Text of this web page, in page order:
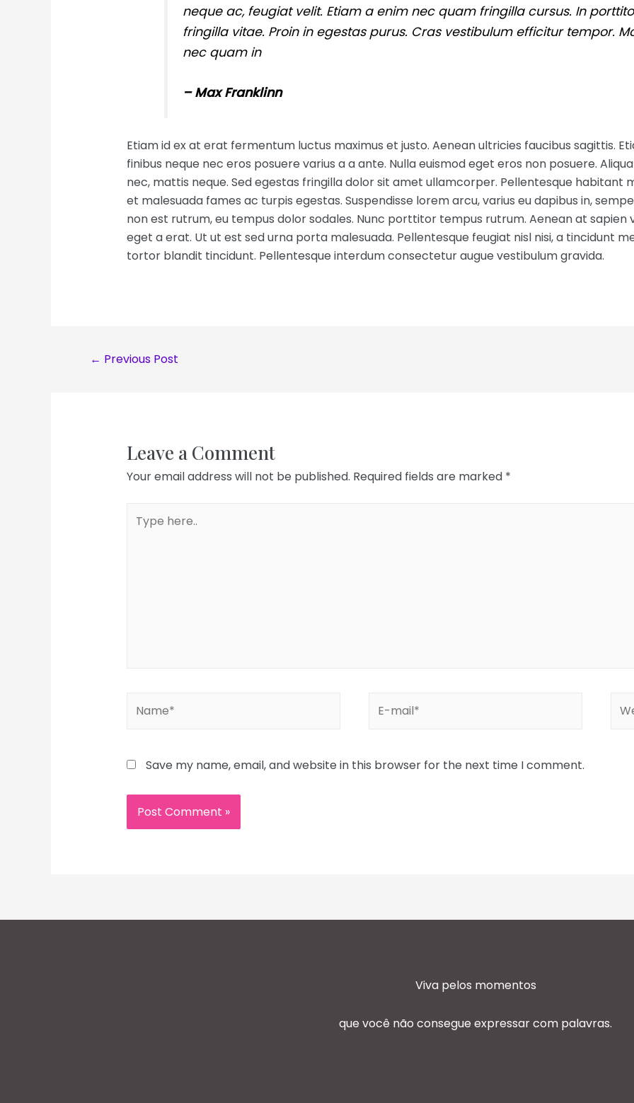
neque ac, feugiat velit. Etiam a enim nec quam fringilla cursus. In
fringilla vitae. Proin in egestas purus. Cras vestibulum efficitur tempor.
nec quam in
– Max Franklinn
Etiam id ex at erat fermentum luctus maximus et justo. Aenean ultricies faucibus sagittis.
finibus neque nec eros posuere varius a a ante. Nulla euismod eget eros non posuere.
nec, mattis neque. Sed egestas fringilla dolor sit amet ullamcorper. Pellentesque habitant
et malesuada fames ac turpis egestas. Suspendisse lorem arcu, varius eu dapibus in,
non est rutrum, eu tempus dolor sodales. Nunc porttitor tempus rutrum. Aenean at sapien
eget a erat. Ut ut est sed urna porta malesuada. Pellentesque feugiat nisl nisi, a tincidunt
tortor blandit tincidunt. Pellentesque interdum consectetur augue vestibulum gravida.
Post
← Previous Post
Leave a Comment
Your email address will not be published. Required fields are marked *
here..
mail*
Save my name, email, and website in this browser for the next time I comment.
Viva pelos momentos
que você não consegue expressar com palavras.